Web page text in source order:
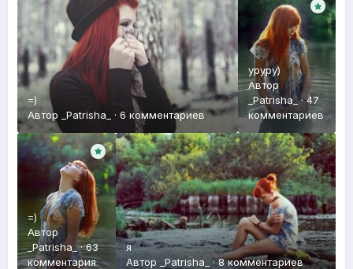
=)
Автор
_Patrisha_ · 6 комментариев
уруру)
Автор
_Patrisha_·47
комментариев
=)
Автор
_Patrisha_·63
комментария
я
Автор
_Patrisha_ ·8 комментариев